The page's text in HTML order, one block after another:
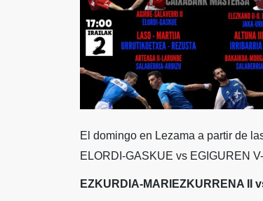
El domingo en Lezama a partir de
ELORDI-GASKUE vs EGIGUREN
EZKURDIA-MARIEZKURRENA II